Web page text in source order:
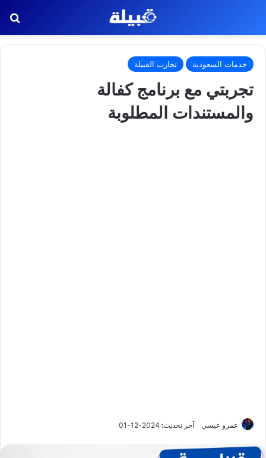
خدمات السعودية تجارب القبيلة
تجربتي مع برنامج كفالة
والمستندات المطلوبة
عمرو عيسي آخر تحديث: 2024-12-01